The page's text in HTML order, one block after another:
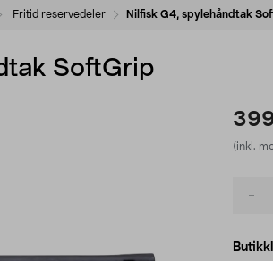
Fritid reservedeler Nilfisk G4, spylehåndtak
SoftGrip
(inkl.